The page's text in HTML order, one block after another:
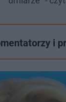
i